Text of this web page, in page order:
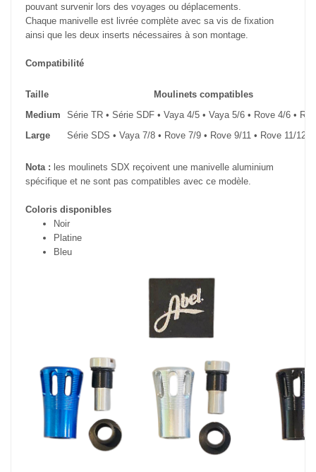
pouvant survenir lors des voyages ou déplacements.
Chaque manivelle est livrée complète avec sa vis de fixation
ainsi que les deux inserts nécessaires à son montage.
Compatibilité
Taille
Moulinets compatibles
Medium
Série TR • Série SDF • Vaya 4/5 • Vaya 5/6 • Rove 4/6 •
Large
Série SDS • Vaya 7/8 • Rove 7/9 • Rove 9/11 • Rove 11/12+
Nota : les moulinets SDX reçoivent une manivelle aluminium
spécifique et ne sont pas compatibles avec ce modèle.
Coloris disponibles
Noir
Platine
Bleu